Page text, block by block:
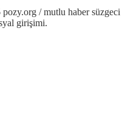
/ mutlu haber
girişimi.